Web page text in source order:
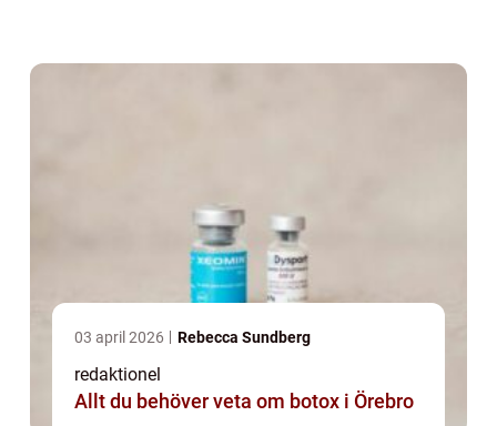
03 april 2026 Rebecca Sundberg
redaktionel
Allt du behöver veta om botox i Örebro